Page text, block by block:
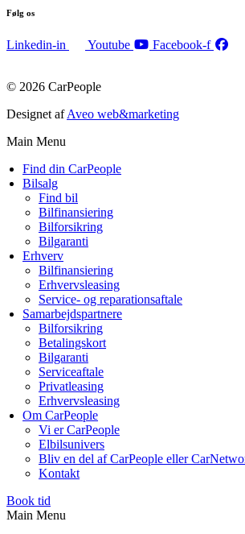
Følg os
Linkedin-in Youtube Facebook-f
© 2026 CarPeople
Designet afAveo web&marketing
Main Menu
Find din CarPeople
Bilsalg
Find bil
Bilfinansiering
Bilforsikring
Bilgaranti
Erhverv
Bilfinansiering
Erhvervsleasing
Service- og reparationsaftale
Samarbejdspartnere
Bilforsikring
Betalingskort
Bilgaranti
Serviceaftale
Privatleasing
Erhvervsleasing
Om CarPeople
Vi er CarPeople
Elbilsunivers
Bliv en del af CarPeople eller
Kontakt
Book tid
Main Menu